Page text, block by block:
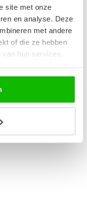
site met onze
en analyse. Deze
met andere
of die ze hebben
hun services.